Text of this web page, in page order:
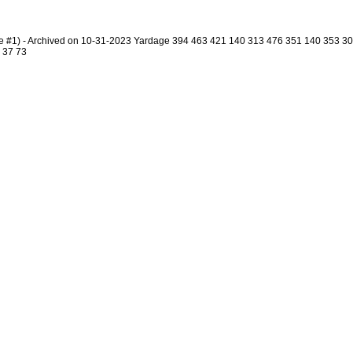
- Archived on 10-31-2023 Yardage 394 463 421 140 313 476 351 140 353
37 73